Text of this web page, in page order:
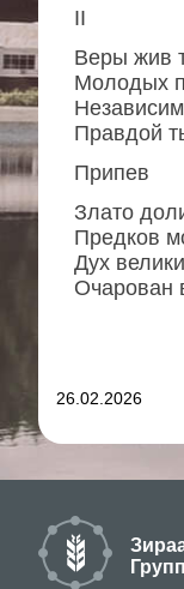
II
Веры жив
Молодых
Правдой
Припев
Злато
Предков
Дух
Очарован
26.02.2026
Групп